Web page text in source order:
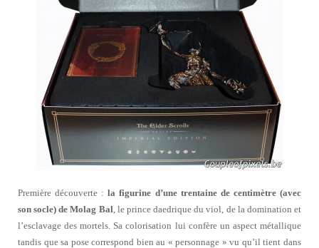
Première découverte :la figurine d’une trentaine de centimètre (avec
son socle) de Molag Bal , le prince daedrique du viol, de la domination et
l’esclavage des mortels. Sa colorisation lui confère un aspect métallique
tandis que sa pose correspond bien au « personnage » vu qu’il tient dans